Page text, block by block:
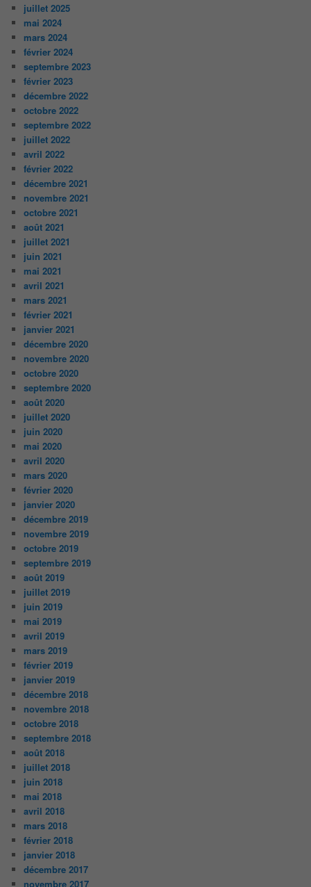
juillet 2025
mai 2024
mars 2024
février 2024
septembre 2023
février 2023
décembre 2022
octobre 2022
septembre 2022
juillet 2022
avril 2022
février 2022
décembre 2021
novembre 2021
octobre 2021
août 2021
juillet 2021
juin 2021
mai 2021
avril 2021
mars 2021
février 2021
janvier 2021
décembre 2020
novembre 2020
octobre 2020
septembre 2020
août 2020
juillet 2020
juin 2020
mai 2020
avril 2020
mars 2020
février 2020
janvier 2020
décembre 2019
novembre 2019
octobre 2019
septembre 2019
août 2019
juillet 2019
juin 2019
mai 2019
avril 2019
mars 2019
février 2019
janvier 2019
décembre 2018
novembre 2018
octobre 2018
septembre 2018
août 2018
juillet 2018
juin 2018
mai 2018
avril 2018
mars 2018
février 2018
janvier 2018
décembre 2017
novembre 2017